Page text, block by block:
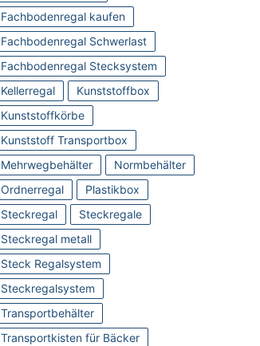
Fachbodenregal kaufen
Fachbodenregal Schwerlast
Fachbodenregal Stecksystem
Kellerregal
Kunststoffbox
Kunststoffkörbe
Kunststoff Transportbox
Mehrwegbehälter
Normbehälter
Ordnerregal
Plastikbox
Steckregal
Steckregale
Steckregal metall
Steck Regalsystem
Steckregalsystem
Transportbehälter
Transportkisten für Bäcker